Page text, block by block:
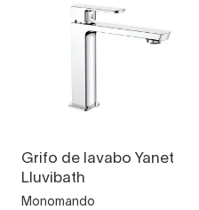
Grifo de lavabo Yanet
Lluvibath
Monomando